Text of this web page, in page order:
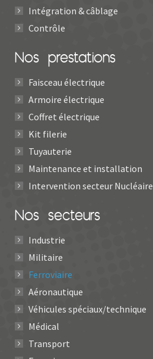
Intégration & câblage
Contrôle
Nos prestations
Faisceau électrique
Armoire électrique
Coffret électrique
Kit filerie
Tuyauterie
Maintenance et installation
Intervention secteur Nucléaire
Nos secteurs
Industrie
Militaire
Ferroviaire
Aéronautique
Véhicules spéciaux/technique
Médical
Transport